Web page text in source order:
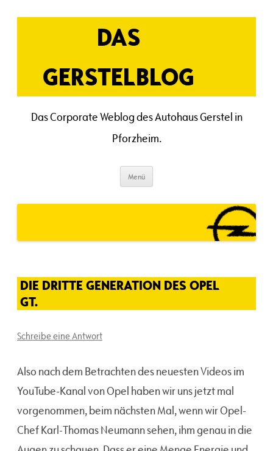
Inhalt
DAS
GERSTELBLOG
Das Corporate Weblog des Autohaus Gerstel in
Pforzheim.
Menü
DIE DRITTE GENERATION DES OPEL
GT.
Schreibe eine Antwort
Also nach dem Betrachten des neuesten Videos im
YouTube-Kanal von Opel haben wir uns jetzt mal
vorgenommen, beim nächsten Mal, wenn wir Opel-
Chef Karl-Thomas Neumann sehen, ihm genau in die